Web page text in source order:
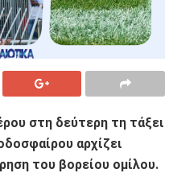
στη δεύτερη τη τάξει
αρχίζει
του βορείου ομίλου.